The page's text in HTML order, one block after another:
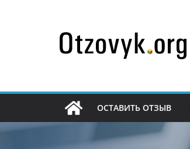
содержимому
ОСТАВИТЬ ОТЗЫВ